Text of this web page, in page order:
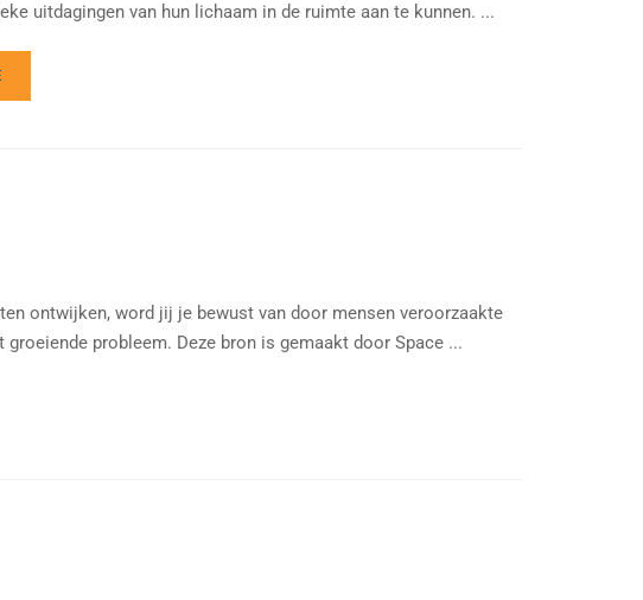
uitdagingen van hun lichaam in de ruimte aan te kunnen. ...
ontwijken, word jij je bewust van door mensen veroorzaakte
probleem. Deze bron is gemaakt door Space ...